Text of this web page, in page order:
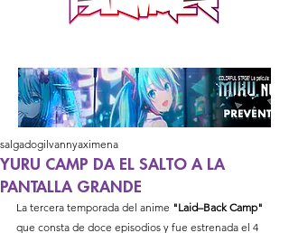
YURU CAMP DA EL SALTO A LA
PANTALLA GRANDE
salgadogilvannyaximena
La tercera temporada del anime "Laid–Back Camp"
que consta de doce episodios y fue estrenada el 4